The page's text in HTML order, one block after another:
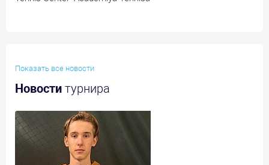
Показать все новости
Новости турнира